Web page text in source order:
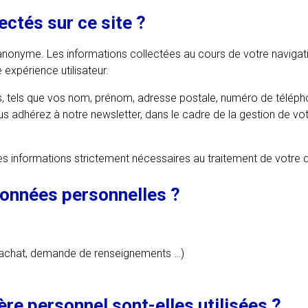
sur ce site ?
Les informations collectées au cours de votre
utilisateur.
que vos nom, prénom, adresse postale, numéro de
adhérez à notre newsletter, dans le cadre de la gestion de
informations strictement nécessaires au traitement de votre
personnelles ?
demande de renseignements …)